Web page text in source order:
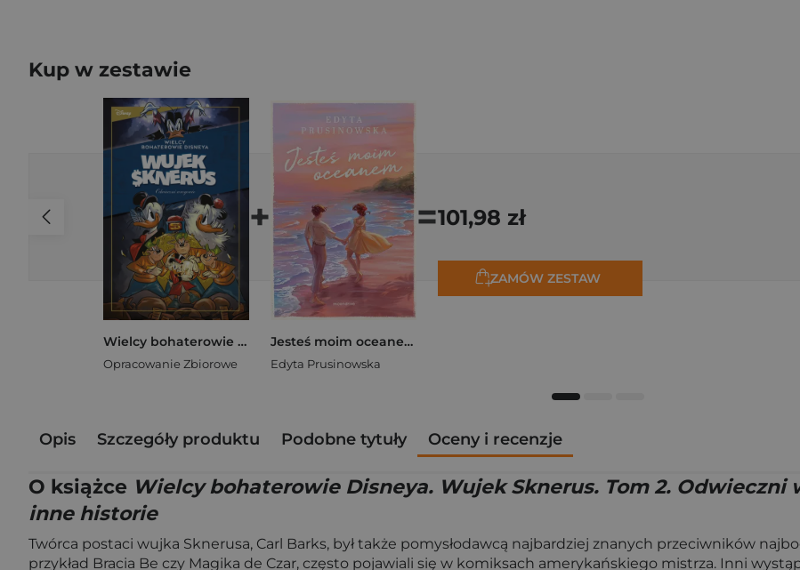
Kup w zestawie
Wielcy bohaterowie Disneya. Wujek Sknerus. Tom 2. Odwieczni wrogowie. „Działanie działa” oraz inne historie
Opracowanie Zbiorowe
+
Jesteś moim oceanem
Edyta Prusinowska
=101,98 zł
ZAMÓW ZESTAW
Opis Szczegóły produktu Podobne tytuły Oceny i recenzje
O książce Wielcy bohaterowie Disneya. Wujek Sknerus. Tom 2. Odwieczni
inne historie
Twórca postaci wujka Sknerusa, Carl Barks, był także pomysłodawcą najbardziej znanych przeciwników
przykład Bracia Be czy Magika de Czar, często pojawiali się w komiksach amerykańskiego mistrza. Inni